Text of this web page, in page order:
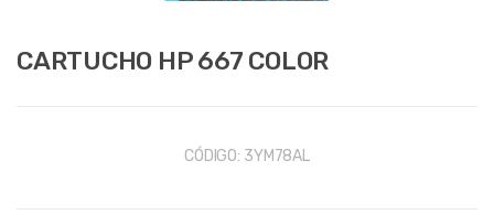
CARTUCHO HP 667 COLOR
CÓDIGO: 3YM78AL